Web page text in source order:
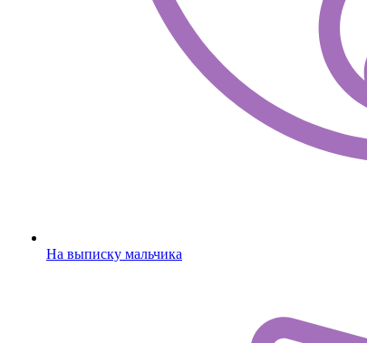
На выписку мальчика